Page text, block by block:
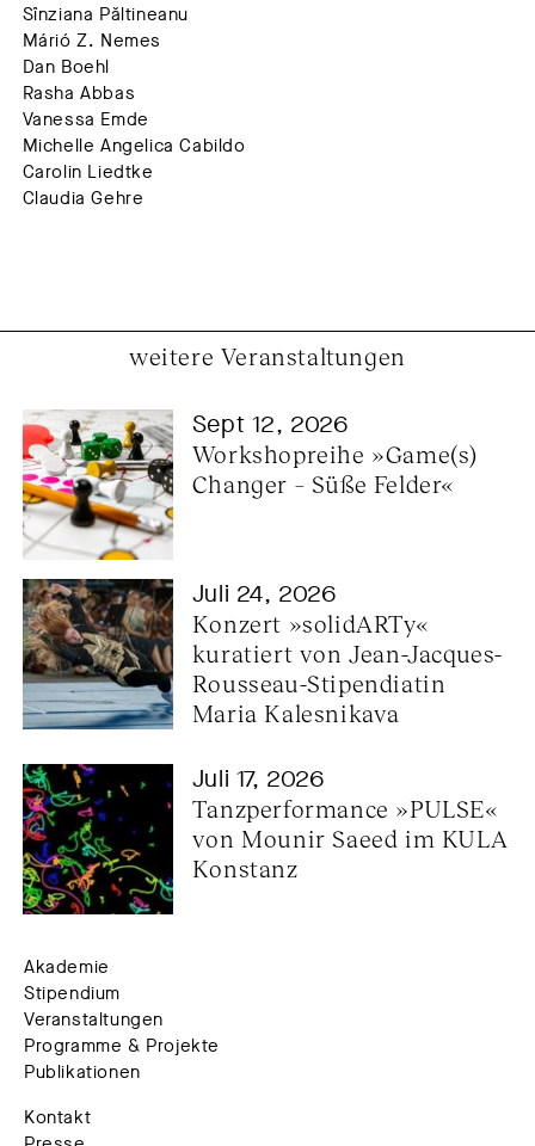
Sînziana Păltineanu
Márió Z. Nemes
Dan Boehl
Rasha Abbas
Vanessa Emde
Michelle Angelica Cabildo
Carolin Liedtke
Claudia Gehre
weitere Veranstaltungen
Sept 12, 2026
Workshopreihe »Game(s)
Changer – Süße Felder«
Juli 24, 2026
Konzert »solidARTy«
kuratiert von Jean-Jacques-
Rousseau-Stipendiatin
Maria Kalesnikava
Juli 17, 2026
Tanzperformance »PULSE«
von Mounir Saeed im KULA
Konstanz
Akademie
Stipendium
Veranstaltungen
Programme & Projekte
Publikationen
Kontakt